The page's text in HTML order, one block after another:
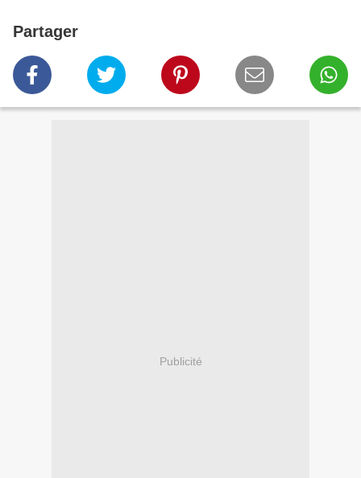
Partager
Publicité